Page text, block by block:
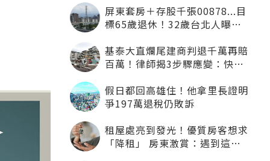
屏東套房＋存股千張00878...目
標65歲退休！32歲台北人曝：
基泰大直爛尾建商判退千萬再賠
百萬！律師揭3步驟應變：快通
假日都回高雄住！他拿里長證明
爭197萬退稅仍敗訴
租屋處亮到發光！優質房客想求
「降租」 房東激賞：遇到這種